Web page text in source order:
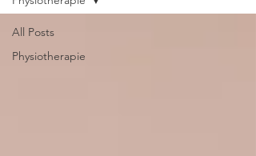
All Posts
Physiotherapie